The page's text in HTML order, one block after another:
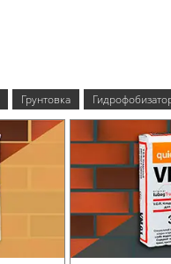
Грунтовка